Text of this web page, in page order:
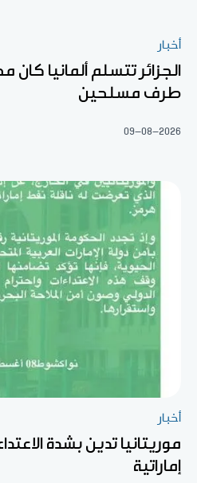
أخبار
الجزائر تتسلم ألمانيا
طرف مسلحين
09-08-2026
أخبار
موريتانيا تدين بشدة
إماراتية